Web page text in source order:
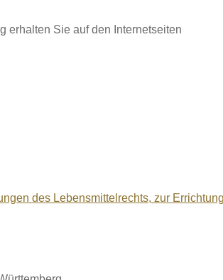
erhalten Sie auf den Internetseiten
des Lebensmittelrechts, zur